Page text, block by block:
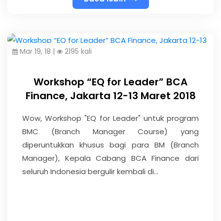
Mar 19, 18 | 2195 kali
Workshop “EQ for Leader” BCA
Finance, Jakarta 12-13 Maret 2018
Wow, Workshop "EQ for Leader" untuk program
BMC (Branch Manager Course) yang
diperuntukkan khusus bagi para BM (Branch
Manager), Kepala Cabang BCA Finance dari
seluruh Indonesia bergulir kembali di...